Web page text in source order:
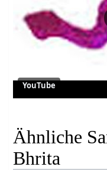
YouTube
Ähnliche
Bhrita